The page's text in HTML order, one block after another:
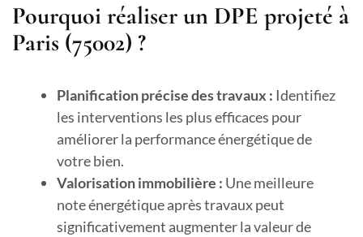
Pourquoi réaliser un DPE projeté à
Paris (75002) ?
Planification précise des travaux : Identifiez
les interventions les plus efficaces pour
améliorer la performance énergétique de
votre bien.
Valorisation immobilière : Une meilleure
note énergétique après travaux peut
significativement augmenter la valeur de